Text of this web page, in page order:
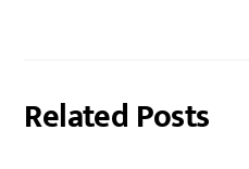
Related Posts